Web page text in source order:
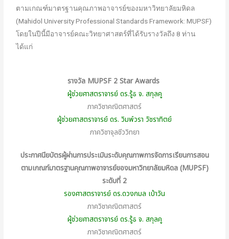
ตามเกณฑ์มาตรฐานคุณภาพอาจารย์ของมหาวิทยาลัยมหิดล
(Mahidol University Professional Standards Framework: MUPSF)
โดยในปีนี้มีอาจารย์คณะวิทยาศาสตร์ที่ได้รับรางวัลถึง 8 ท่าน
ได้แก่
รางวัล MUPSF 2 Star Awards
ผู้ช่วยศาสตราจารย์ ดร.รู้ธ จ. สกุลคู
ภาควิชาคณิตศาสตร์
ผู้ช่วยศาสตราจารย์ ดร. วิมพ์วรา วัชราทิตย์
ภาควิชาจุลชีววิทยา
ประกาศนียบัตรผู้ผ่านการประเมินระดับคุณภาพการจัดการเรียนการสอน
ตามเกณฑ์มาตรฐานคุณภาพอาจารย์ของมหาวิทยาลัยมหิดล (MUPSF)
ระดับที่ 2
รองศาสตราจารย์ ดร.ดวงกมล เบ้าวัน
ภาควิชาคณิตศาสตร์
ผู้ช่วยศาสตราจารย์ ดร.รู้ธ จ. สกุลคู
ภาควิชาคณิตศาสตร์